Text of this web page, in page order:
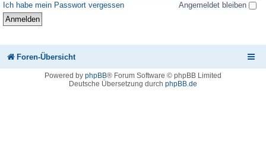
Ich habe mein Passwort vergessen
Angemeldet bleiben
Foren-Übersicht
Powered by phpBB® Forum Software © phpBB Limited
Deutsche Übersetzung durch phpBB.de